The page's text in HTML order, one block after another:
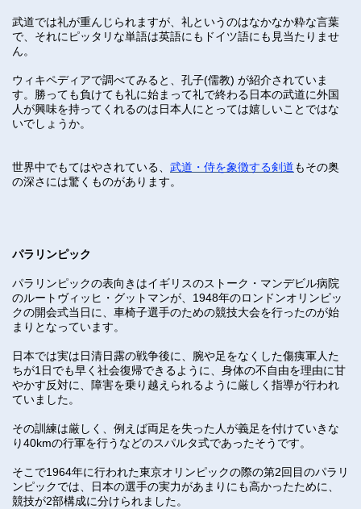
武道では礼が重んじられますが、礼というのはなかなか粋な言葉
で、それにピッタリな単語は英語にもドイツ語にも見当たりませ
ん。
ウィキペディアで調べてみると、孔子(儒教) が紹介されていま
す。勝っても負けても礼に始まって礼で終わる日本の武道に外国
人が興味を持ってくれるのは日本人にとっては嬉しいことではな
いでしょうか。
世界中でもてはやされている、 武道・侍を象徴する剣道もその奥
の深さには驚くものがあります。
パラリンピック
パラリンピックの表向きはイギリスのストーク・マンデビル病院
のルートヴィッヒ・グットマンが、1948年のロンドンオリンピッ
クの開会式当日に、車椅子選手のための競技大会を行ったのが始
まりとなっています。
日本では実は日清日露の戦争後に、腕や足をなくした傷痍軍人た
ちが1日でも早く社会復帰できるように、身体の不自由を理由に甘
やかす反対に、障害を乗り越えられるように厳しく指導が行われ
ていました。
その訓練は厳しく、例えば両足を失った人が義足を付けていきな
り40kmの行軍を行うなどのスパルタ式であったそうです。
そこで1964年に行われた東京オリンピックの際の第2回目のパラリ
ンピックでは、日本の選手の実力があまりにも高かったために、
競技が2部構成に分けられました。